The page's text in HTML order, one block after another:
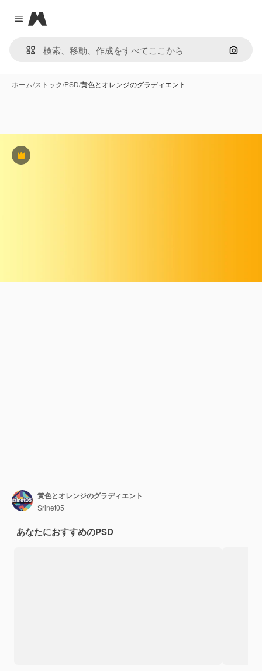
Close menu
Magnific
画像で
ホーム/ストック/PSD/黄色とオレンジのグラディエント
Premium
黄色とオレンジのグラディエント
Srinet05
あなたにおすすめのPSD